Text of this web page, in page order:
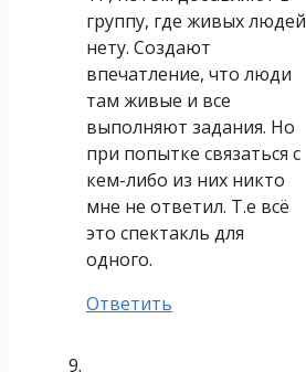
группу, где живых людей
нету. Создают
впечатление, что люди
там живые и все
выполняют задания. Но
при попытке связаться с
кем-либо из них никто
мне не ответил. Т.е всё
это спектакль для
одного.
Ответить